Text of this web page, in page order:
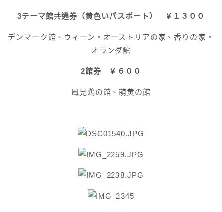
3テーマ館共通券（黄色いパスポート） ￥１３００
デンマーク館、ウィーン・オーストリアの家、香りの家・
オランダ館
2館券 ￥６００
風見鶏の館、萌黄の館